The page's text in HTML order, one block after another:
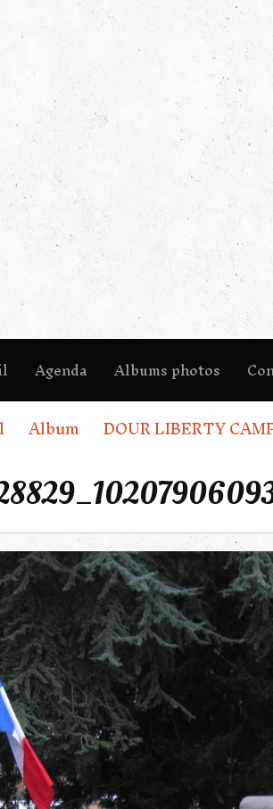
Agenda Albums photos
Album DOUR LIBERTY